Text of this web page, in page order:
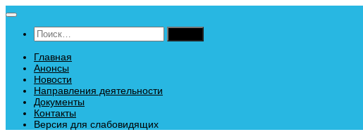
Перейти
содержимому
Найти:
Главная
Анонсы
Новости
Направления деятельности
Документы
Контакты
Версия для слабовидящих